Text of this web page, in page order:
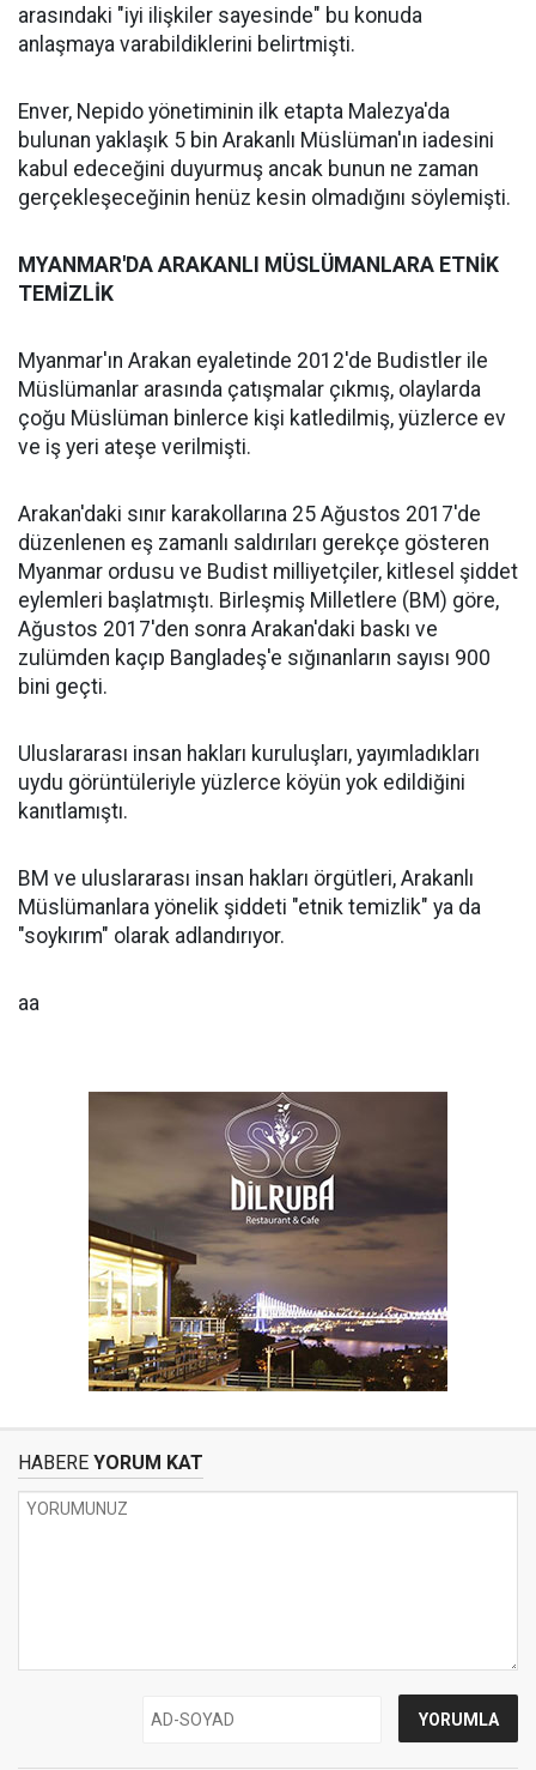
arasındaki "iyi ilişkiler sayesinde" bu konuda
anlaşmaya varabildiklerini belirtmişti.
Enver, Nepido yönetiminin ilk etapta Malezya'da
bulunan yaklaşık 5 bin Arakanlı Müslüman'ın iadesini
kabul edeceğini duyurmuş ancak bunun ne zaman
gerçekleşeceğinin henüz kesin olmadığını söylemişti.
MYANMAR'DA ARAKANLI MÜSLÜMANLARA ETNİK
TEMİZLİK
Myanmar'ın Arakan eyaletinde 2012'de Budistler ile
Müslümanlar arasında çatışmalar çıkmış, olaylarda
çoğu Müslüman binlerce kişi katledilmiş, yüzlerce ev
ve iş yeri ateşe verilmişti.
Arakan'daki sınır karakollarına 25 Ağustos 2017'de
düzenlenen eş zamanlı saldırıları gerekçe gösteren
Myanmar ordusu ve Budist milliyetçiler, kitlesel şiddet
eylemleri başlatmıştı. Birleşmiş Milletlere (BM) göre,
Ağustos 2017'den sonra Arakan'daki baskı ve
zulümden kaçıp Bangladeş'e sığınanların sayısı 900
bini geçti.
Uluslararası insan hakları kuruluşları, yayımladıkları
uydu görüntüleriyle yüzlerce köyün yok edildiğini
kanıtlamıştı.
BM ve uluslararası insan hakları örgütleri, Arakanlı
Müslümanlara yönelik şiddeti "etnik temizlik" ya da
"soykırım" olarak adlandırıyor.
aa
HABERE YORUM KAT